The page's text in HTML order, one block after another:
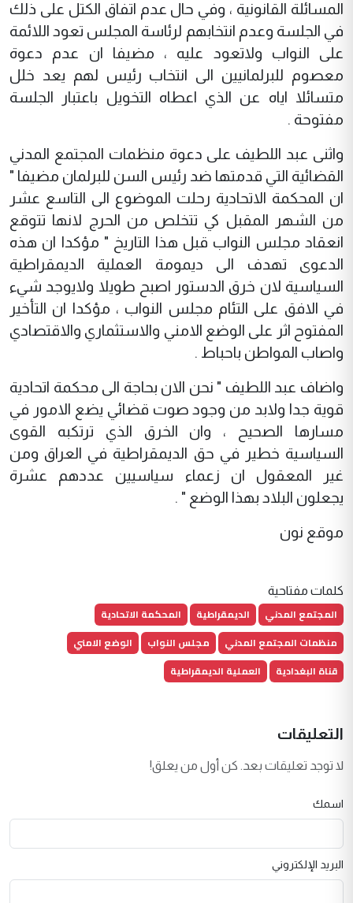
المسائلة القانونية ، وفي حال عدم اتفاق الكتل على ذلك
في الجلسة وعدم انتخابهم لرئاسة المجلس تعود اللائمة
على النواب ولاتعود عليه ، مضيفا ان عدم دعوة
معصوم للبرلمانيين الى انتخاب رئيس لهم يعد خلل
متسائلا اياه عن الذي اعطاه التخويل باعتبار الجلسة
مفتوحة .
واثنى عبد اللطيف على دعوة منظمات المجتمع المدني
القضائية التي قدمتها ضد رئيس السن للبرلمان مضيفا "
ان المحكمة الاتحادية رحلت الموضوع الى التاسع عشر
من الشهر المقبل كي تتخلص من الحرج لانها تتوقع
انعقاد مجلس النواب قبل هذا التاريخ " مؤكدا ان هذه
الدعوى تهدف الى ديمومة العملية الديمقراطية
السياسية لان خرق الدستور اصبح طويلا ولايوجد شيء
في الافق على التئام مجلس النواب ، مؤكدا ان التأخير
المفتوح اثر على الوضع الامني والاستثماري والاقتصادي
واصاب المواطن باحباط .
واضاف عبد اللطيف " نحن الان بحاجة الى محكمة اتحادية
قوية جدا ولابد من وجود صوت قضائي يضع الامور في
مسارها الصحيح ، وان الخرق الذي ترتكبه القوى
السياسية خطير في حق الديمقراطية في العراق ومن
غير المعقول ان زعماء سياسيين عددهم عشرة
يجعلون البلاد بهذا الوضع " .
موقع نون
كلمات مفتاحية
المجتمع المدني الديمقراطية
المحكمة الاتحادية
منظمات المجتمع المدني
مجلس النواب
الوضع الامني
قناة البغدادية
العملية الديمقراطية
التعليقات
لا توجد تعليقات بعد. كن أول من يعلق!
اسمك
البريد الإلكتروني